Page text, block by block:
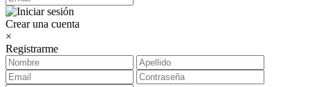
Crear una cuenta
×
Registrarme